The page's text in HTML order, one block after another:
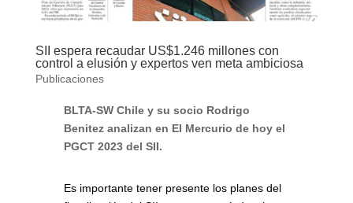
SII espera recaudar US$1.246 millones con
control a elusión y expertos ven meta ambiciosa
Publicaciones
BLTA-SW Chile y su socio Rodrigo
Benitez analizan en El Mercurio de hoy el
PGCT 2023 del SII.
Es importante tener presente los planes del